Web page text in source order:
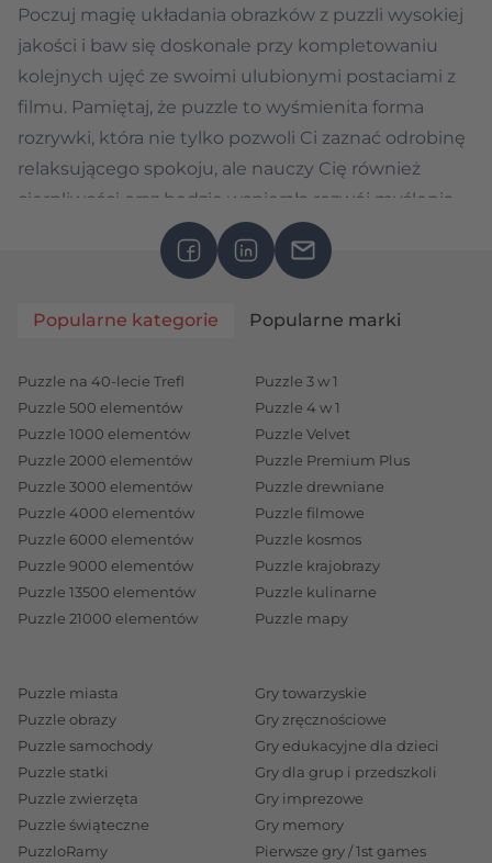
Poczuj magię układania obrazków z puzzli wysokiej
jakości i baw się doskonale przy kompletowaniu
kolejnych ujęć ze swoimi ulubionymi postaciami z
filmu. Pamiętaj, że puzzle to wyśmienita forma
rozrywki, która nie tylko pozwoli Ci zaznać odrobinę
relaksującego spokoju, ale nauczy Cię również
cierpliwości oraz będzie wspierała rozwój myślenia
logicznego i przestrzennego.
Puzzle z Harrym Potterem to wartościowa zabawa
Puzzle z wizerunkiem młodych czarodziejów z
zarówno dla dzieci, jak i osób dorosłych. W tej
specyficznej kategorii produktów o nadzwyczajnej
mocy znajdziesz układanki rekomendowane
Jednak każdy wielbiciel Harry`ego, niezależnie do
której kategorii wieku przynależy, znajdzie dla siebie
układankę godną uwagi, w dodatku taką, która
charakteryzuje się precyzją wykonania, idealnym
dopasowaniem elementów oraz atrakcyjną szatą
Puzzle z Harrym Potterem - dziecięca strona
medalu
Warto podkreślić, że
puzzledoskonale rozwijają
zdolności manualne u dziecka, a także kształtują
wyobraźnię i logiczne myślenie u najmłodszych.
Dzięki zabawie puzzlowymi układankami możesz
Popularne kategorie Popularne marki
Puzzle na 40-lecie Trefl
Puzzle 500 elementów
Puzzle 1000 elementów
Puzzle 2000 elementów
Puzzle 3000 elementów
Puzzle 4000 elementów
Puzzle 6000 elementów
Puzzle 9000 elementów
Puzzle 13500 elementów
Puzzle 21000 elementów
Puzzle 3 w 1
Puzzle 4 w 1
Puzzle Velvet
Puzzle Premium Plus
Puzzle drewniane
Puzzle filmowe
Puzzle kosmos
Puzzle krajobrazy
Puzzle kulinarne
Puzzle mapy
Puzzle miasta
Puzzle obrazy
Puzzle samochody
Puzzle statki
Puzzle zwierzęta
Puzzle świąteczne
PuzzloRamy
Gry towarzyskie
Gry zręcznościowe
Gry edukacyjne dla dzieci
Gry dla grup i przedszkoli
Gry imprezowe
Gry memory
Pierwsze gry / 1st games